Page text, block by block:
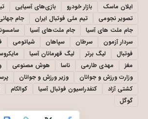
ایلان ماسک
بازار خودرو بازی‌های آسیایی
تصویر نجومی
تیم ملی فوتبال ایران
جام
جام ملت های آسیا
جام ملت‌های آسیا
سردار آزمون
سرطان سپاهان شیائومی
فوتبال
لیگ برتر لیگ قهرمانان آسیا
مغز
مهدی طارمی ناسا هوش مصنوعی
وزارت ورزش و جوانان
وزیر ورزش و جوانان
کشتی آزاد
کنفدراسیون فوتبال آسیا کوالکام
گوگل